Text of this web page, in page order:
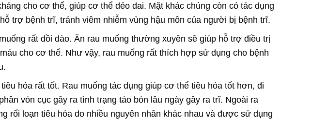
cho cơ thể, giúp cơ thể dẻo dai. Mặt khác chúng còn có tác dụng
trợ bệnh trĩ, tránh viêm nhiễm vùng hậu môn của người bị bệnh trĩ.
rất dồi dào. Ăn rau muống thường xuyên sẽ giúp hỗ trợ điều trị
cho cơ thể. Như vậy, rau muống rất thích hợp sử dụng cho bệnh
hóa rất tốt. Rau muống tác dụng giúp cơ thể tiêu hóa tốt hơn, đi
vón cục gây ra tình trạng táo bón lâu ngày gây ra trĩ. Ngoài ra
rối loạn tiêu hóa do nhiều nguyên nhân khác nhau và được sử dụng